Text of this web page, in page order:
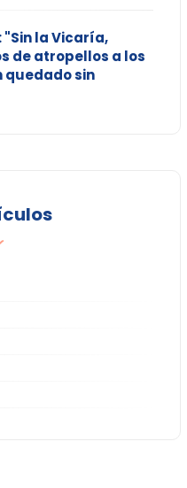
la Vicaría,
de atropellos a los
quedado sin